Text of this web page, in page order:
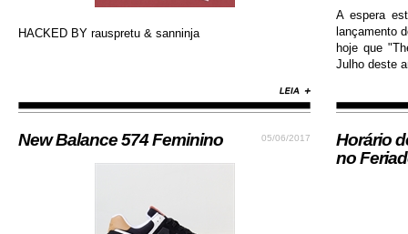
HACKED BY rauspretu & sanninja
05/06/2017
New Balance 574 Feminino
A espera
lançamento
hoje que
Julho deste
Horário
no